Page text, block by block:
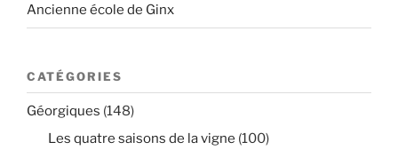
Ancienne école de Ginx
CATÉGORIES
Géorgiques (148)
Les quatre saisons de la vigne (100)